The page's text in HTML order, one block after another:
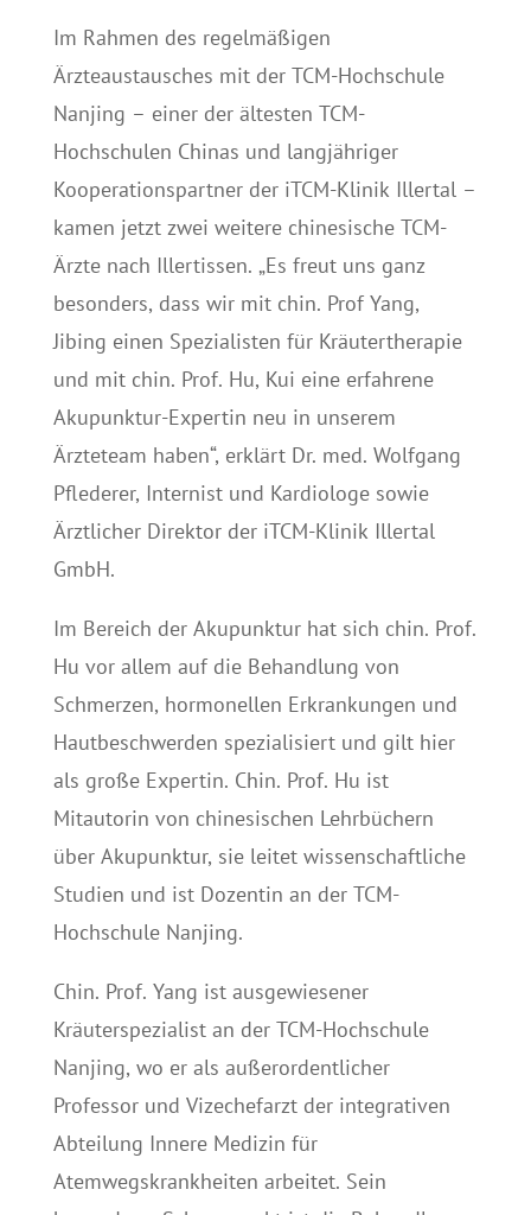
Im Rahmen des regelmäßigen
Ärzteaustausches mit der TCM-Hochschule
Nanjing – einer der ältesten TCM-
Hochschulen Chinas und langjähriger
Kooperationspartner der iTCM-Klinik Illertal –
kamen jetzt zwei weitere chinesische TCM-
Ärzte nach Illertissen. „Es freut uns ganz
besonders, dass wir mit chin. Prof Yang,
Jibing einen Spezialisten für Kräutertherapie
und mit chin. Prof. Hu, Kui eine erfahrene
Akupunktur-Expertin neu in unserem
Ärzteteam haben“, erklärt Dr. med. Wolfgang
Pflederer, Internist und Kardiologe sowie
Ärztlicher Direktor der iTCM-Klinik Illertal
GmbH.
Im Bereich der Akupunktur hat sich chin. Prof.
Hu vor allem auf die Behandlung von
Schmerzen, hormonellen Erkrankungen und
Hautbeschwerden spezialisiert und gilt hier
als große Expertin. Chin. Prof. Hu ist
Mitautorin von chinesischen Lehrbüchern
über Akupunktur, sie leitet wissenschaftliche
Studien und ist Dozentin an der TCM-
Hochschule Nanjing.
Chin. Prof. Yang ist ausgewiesener
Kräuterspezialist an der TCM-Hochschule
Nanjing, wo er als außerordentlicher
Professor und Vizechefarzt der integrativen
Abteilung Innere Medizin für
Atemwegskrankheiten arbeitet. Sein